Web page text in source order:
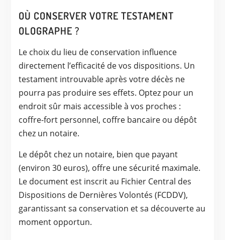
OÙ CONSERVER VOTRE TESTAMENT
OLOGRAPHE ?
Le choix du lieu de conservation influence
directement l’efficacité de vos dispositions. Un
testament introuvable après votre décès ne
pourra pas produire ses effets. Optez pour un
endroit sûr mais accessible à vos proches :
coffre-fort personnel, coffre bancaire ou dépôt
chez un notaire.
Le dépôt chez un notaire, bien que payant
(environ 30 euros), offre une sécurité maximale.
Le document est inscrit au Fichier Central des
Dispositions de Dernières Volontés (FCDDV),
garantissant sa conservation et sa découverte au
moment opportun.